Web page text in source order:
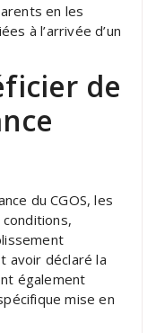
en les
à l’arrivée d’un
de
du CGOS, les
avoir déclaré la
également
mise en